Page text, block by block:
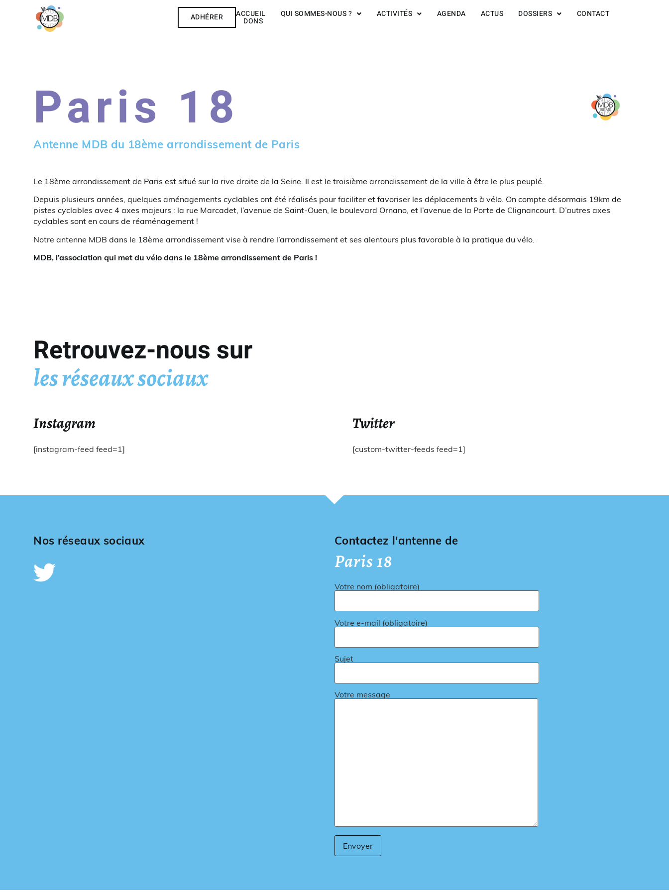
ADHÉRER ACCUEIL QUI SOMMES-NOUS ? ACTIVITÉS AGENDA ACTUS DOSSIERS CONTACT
DONS
Paris 18
Antenne MDB du 18ème arrondissement de Paris
Le 18ème arrondissement de Paris est situé sur la rive droite de la Seine. Il est le troisième arrondissement de la ville à être le plus peuplé.
Depuis plusieurs années, quelques aménagements cyclables ont été réalisés pour faciliter et favoriser les déplacements à vélo. On compte désormais 19km de
pistes cyclables avec 4 axes majeurs : la rue Marcadet, l’avenue de Saint-Ouen, le boulevard Ornano, et l’avenue de la Porte de Clignancourt. D’autres axes
cyclables sont en cours de réaménagement !
Notre antenne MDB dans le 18ème arrondissement vise à rendre l’arrondissement et ses alentours plus favorable à la pratique du vélo.
MDB, l’association qui met du vélo dans le 18ème arrondissement de Paris !
Retrouvez-nous sur
les réseaux sociaux
Instagram
[instagram-feed feed=1]
Twitter
[custom-twitter-feeds feed=1]
Nos réseaux sociaux Contactez l'antenne de
Paris 18
Votre nom (obligatoire)
Votre e-mail (obligatoire)
Sujet
Votre message